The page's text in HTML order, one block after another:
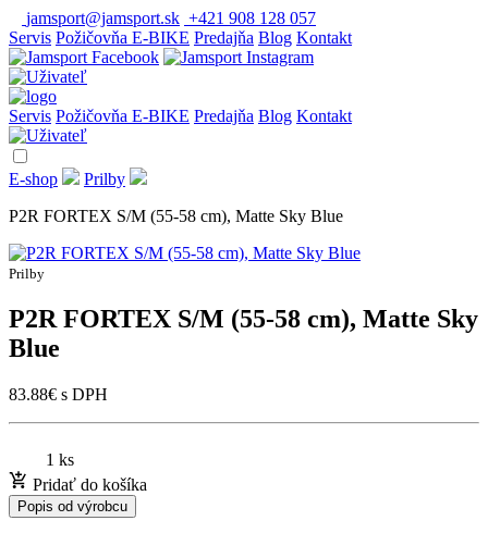
jamsport@jamsport.sk +421 908 128 057
Servis Požičovňa E-BIKE Predajňa Blog Kontakt
Servis Požičovňa E-BIKE Predajňa Blog Kontakt
E-shop
Prilby
P2R FORTEX S/M (55-58 cm), Matte Sky Blue
Prilby
P2R FORTEX S/M (55-58 cm), Matte Sky
Blue
83.88€ s DPH
1 ks
Pridať do košíka
Popis od výrobcu